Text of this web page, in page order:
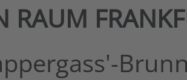
RAUM